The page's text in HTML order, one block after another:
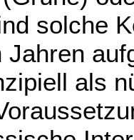
solche
Jahren
als